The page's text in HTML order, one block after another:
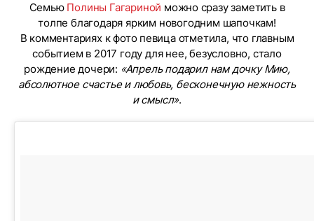
Семью Полины Гагариной можно сразу заметить в
толпе благодаря ярким новогодним шапочкам!
В комментариях к фото певица отметила, что главным
событием в 2017 году для нее, безусловно, стало
рождение дочери: «Апрель подарил нам дочку Мию,
абсолютное счастье и любовь, бесконечную нежность
и смысл».